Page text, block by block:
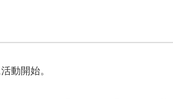
動開始。